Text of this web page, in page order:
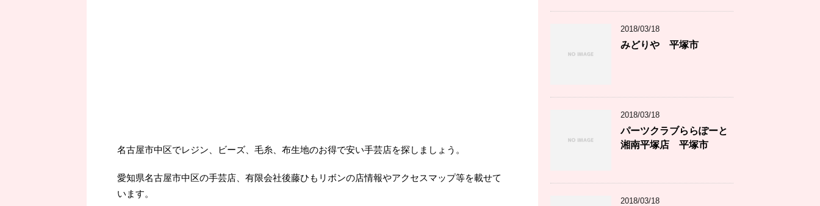
名古屋市中区でレジン、ビーズ、毛糸、布生地のお得で安い手芸店を探しましょう。
愛知県名古屋市中区の手芸店、有限会社後藤ひもリボンの店情報やアクセスマップ等を載せて
います。
2018/03/18
みどりや 平塚市
2018/03/18
パーツクラブららぽーと
湘南平塚店 平塚市
2018/03/18